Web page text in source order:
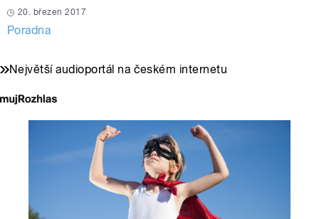
20. březen 2017
Poradna
Největší audioportál na českém internetu